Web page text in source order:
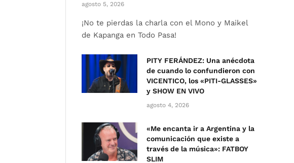
agosto 5, 2026
¡No te pierdas la charla con el Mono y Maikel
de Kapanga en Todo Pasa!
PITY FERÁNDEZ: Una anécdota
de cuando lo confundieron con
VICENTICO, los «PITI-GLASSES»
y SHOW EN VIVO
agosto 4, 2026
«Me encanta ir a Argentina y la
comunicación que existe a
través de la música»: FATBOY
SLIM